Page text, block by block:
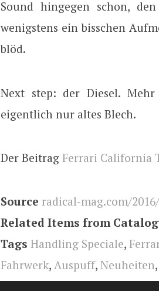
Sound hingegen schon,
wenigstens ein bisschen
blöd.
Next step: der Diesel.
eigentlich nur altes Blech.
Der Beitrag Ferrari California
Source radical-mag.com/
Related Items from
Tags Handling Speciale,
Fahrwerk, Auspuff, Neuheiten,